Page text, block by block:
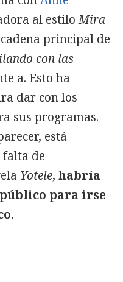
al estiloMira
principal de
con las
a. Esto ha
dar con los
sus programas.
está
falta de
Yotele, habría
para irse